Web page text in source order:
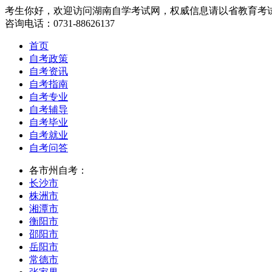
考生你好，欢迎访问湖南自学考试网，权威信息请以省教育考
咨询电话：0731-88626137
首页
自考政策
自考资讯
自考指南
自考专业
自考辅导
自考毕业
自考就业
自考问答
各市州自考：
长沙市
株洲市
湘潭市
衡阳市
邵阳市
岳阳市
常德市